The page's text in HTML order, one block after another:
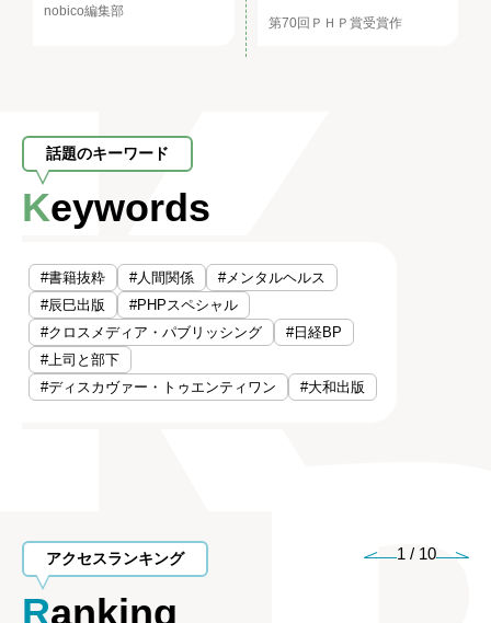
nobico編集部
第70回ＰＨＰ賞受賞作
話題のキーワード
Keywords
#書籍抜粋 #人間関係
#メンタルヘルス
#辰巳出版
#PHPスペシャル
#クロスメディア・パブリッシング
#日経BP
#上司と部下
#ディスカヴァー・トゥエンティワン
#大和出版
アクセスランキング
Ranking
1 / 10